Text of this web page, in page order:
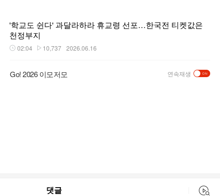
'학교도 쉰다' 과달라하라 휴교령 선포…한국전 티켓값은
천정부지
02:04 10,737 2026.06.16
Go! 2026 이모저모 연속재생
댓글